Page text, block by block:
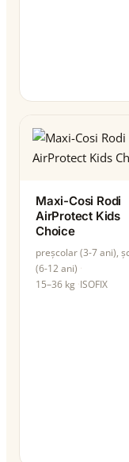
Maxi-Cosi Rodi
AirProtect Kids
Choice
preșcolar (3-7 ani),
(6-12 ani)
15–36 kg ISOFIX